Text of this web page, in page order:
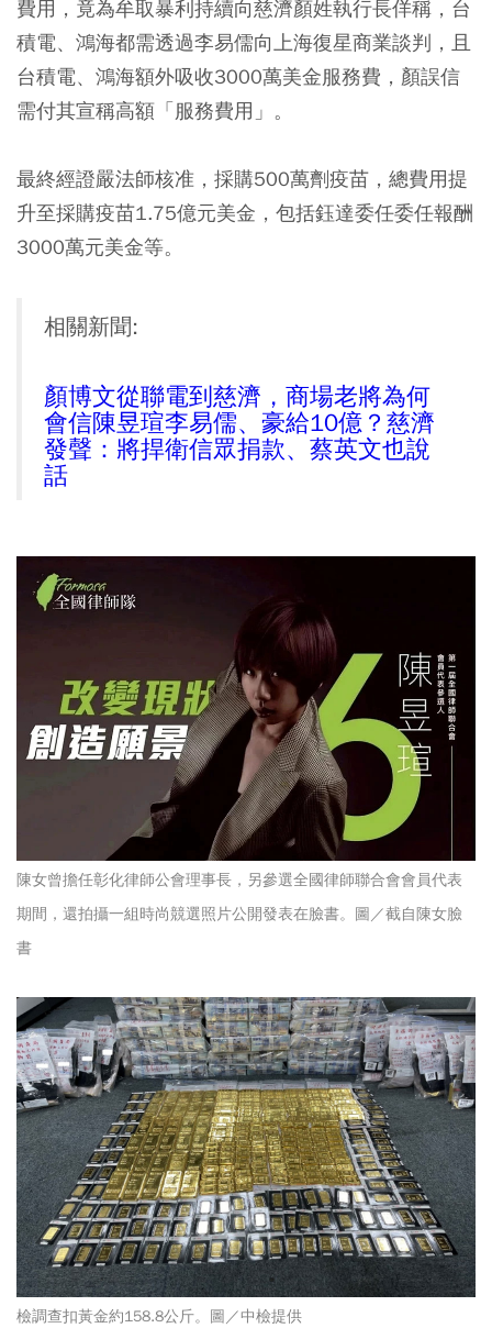
費用，竟為牟取暴利持續向慈濟顏姓執行長佯稱，台
積電、鴻海都需透過李易儒向上海復星商業談判，且
台積電、鴻海額外吸收3000萬美金服務費，顏誤信
需付其宣稱高額「服務費用」。
最終經證嚴法師核准，採購500萬劑疫苗，總費用提
升至採購疫苗1.75億元美金，包括鈺達委任委任報酬
3000萬元美金等。
相關新聞:
顏博文從聯電到慈濟，商場老將為何
會信陳昱瑄李易儒、豪給10億？慈濟
發聲：將捍衛信眾捐款、蔡英文也說
話
陳女曾擔任彰化律師公會理事長，另參選全國律師聯合會會員代表
期間，還拍攝一組時尚競選照片公開發表在臉書。圖／截自陳女臉
書
檢調查扣黃金約158.8公斤。圖／中檢提供